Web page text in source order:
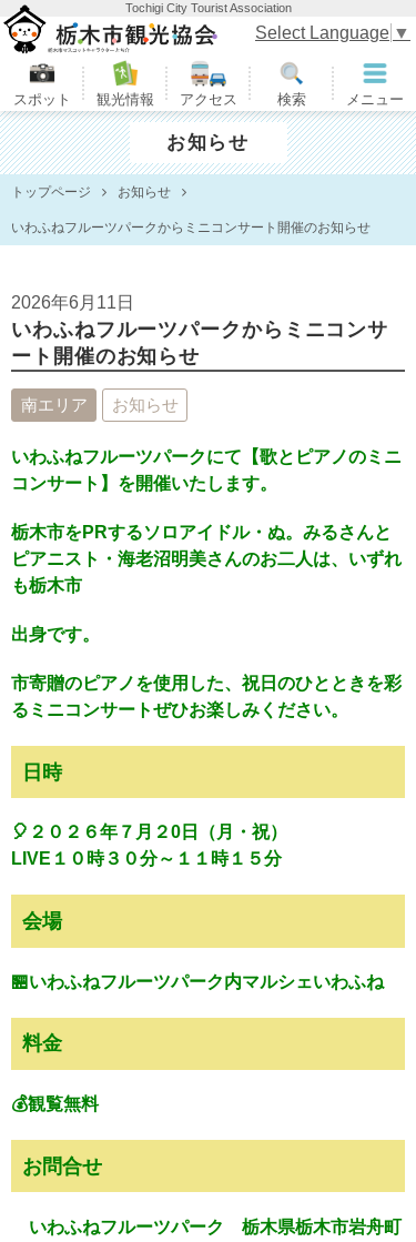
Tochigi City Tourist Association
栃木市観光協会
スポット 観光情報 アクセス 検索 メニュー
Select Language ▼
お知らせ
トップページ お知らせ
いわふねフルーツパークからミニコンサート開催のお知らせ
2026年6月11日
いわふねフルーツパークからミニコンサ
ート開催のお知らせ
南エリア お知らせ
いわふねフルーツパークにて【歌とピアノのミニ
コンサート】を開催いたします。
栃木市をPRするソロアイドル・ぬ。みるさんと
ピアニスト・海老沼明美さんのお二人は、いずれ
も栃木市
出身です。
市寄贈のピアノを使用した、祝日のひとときを彩
るミニコンサートぜひお楽しみください。
日時
🎈２０２６年７月２0日（月・祝）
LIVE１０時３０分～１１時１５分
会場
🏪いわふねフルーツパーク内マルシェいわふね
料金
💰観覧無料
お問合せ
いわふねフルーツパーク
栃木県栃木市岩舟町